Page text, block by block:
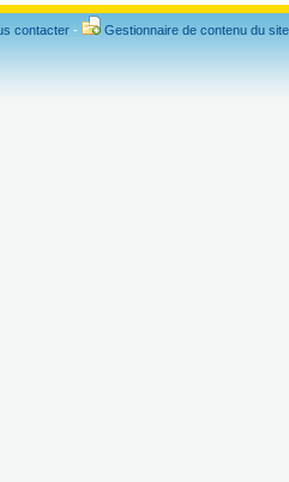
contacter - Gestionnaire de contenu du site